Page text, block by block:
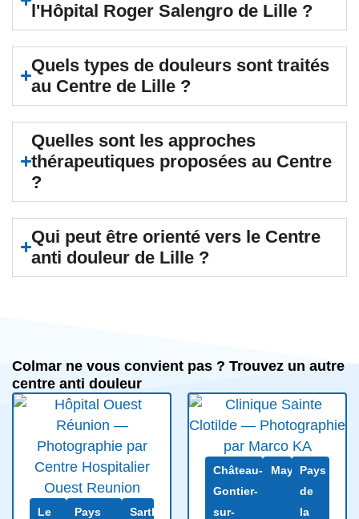
l'Hôpital Roger Salengro de Lille ?
Quels types de douleurs sont traités
au Centre de Lille ?
Quelles sont les approches
thérapeutiques proposées au Centre
?
Qui peut être orienté vers le Centre
anti douleur de Lille ?
Colmar ne vous convient pas ? Trouvez un autre
centre anti douleur
Le
Pays
Sarthe
Château-
Gontier-
sur-
Mayenne
Pays
de
la